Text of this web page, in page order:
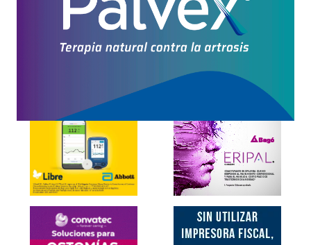
Otros productos con
ibuprofeno+cafeína
Otros productos de Savant Consumer